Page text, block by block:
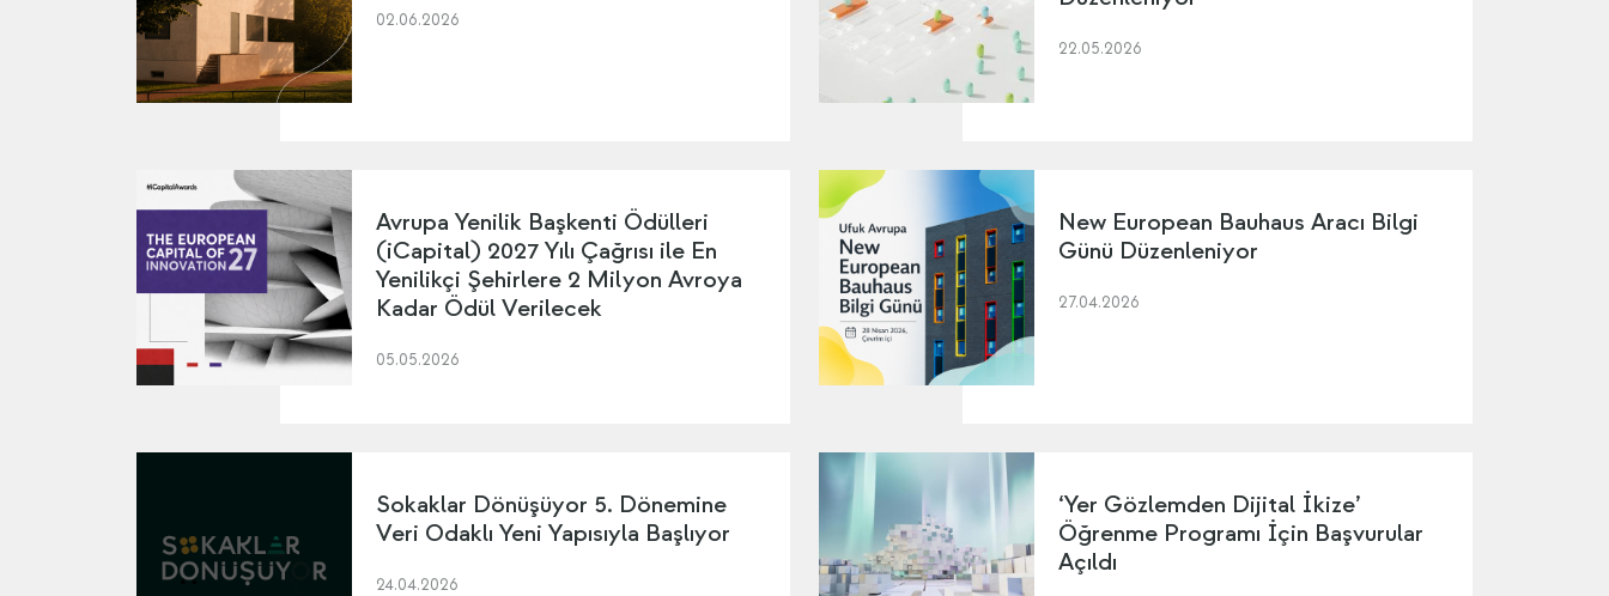
02.06.2026
22.05.2026
Avrupa Yenilik Başkenti Ödülleri
(iCapital) 2027 Yılı Çağrısı ile En
Yenilikçi Şehirlere 2 Milyon Avroya
Kadar Ödül Verilecek
05.05.2026
New European Bauhaus Aracı Bilgi
Günü Düzenleniyor
27.04.2026
Sokaklar Dönüşüyor 5. Dönemine
Veri Odaklı Yeni Yapısıyla Başlıyor
24.04.2026
‘Yer Gözlemden Dijital İkize’
Öğrenme Programı İçin Başvurular
Açıldı